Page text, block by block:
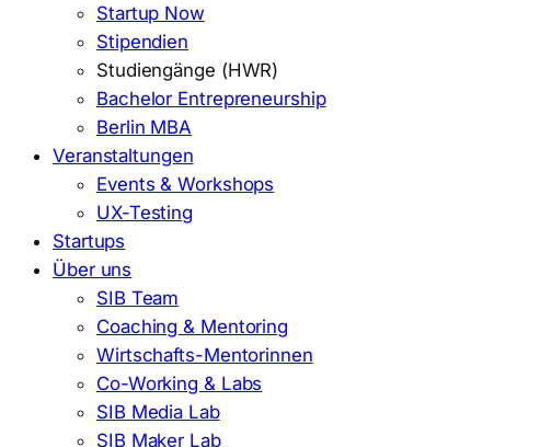
Startup Now
Stipendien
Studiengänge (HWR)
Bachelor Entrepreneurship
Berlin MBA
Veranstaltungen
Events & Workshops
UX-Testing
Startups
Über uns
SIB Team
Coaching & Mentoring
Wirtschafts-Mentorinnen
Co-Working & Labs
SIB Media Lab
SIB Maker Lab